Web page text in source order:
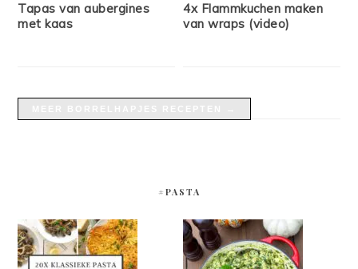
Tapas van aubergines
met kaas
4x Flammkuchen maken
van wraps (video)
#PASTA